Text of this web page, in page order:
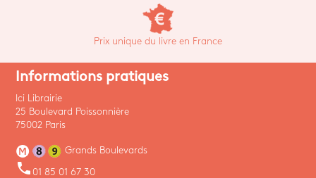
Prix unique du livre en France
Informations pratiques
Ici Librairie
25 Boulevard Poissonnière
75002 Paris
Grands Boulevards
phone 01 85 01 67 30